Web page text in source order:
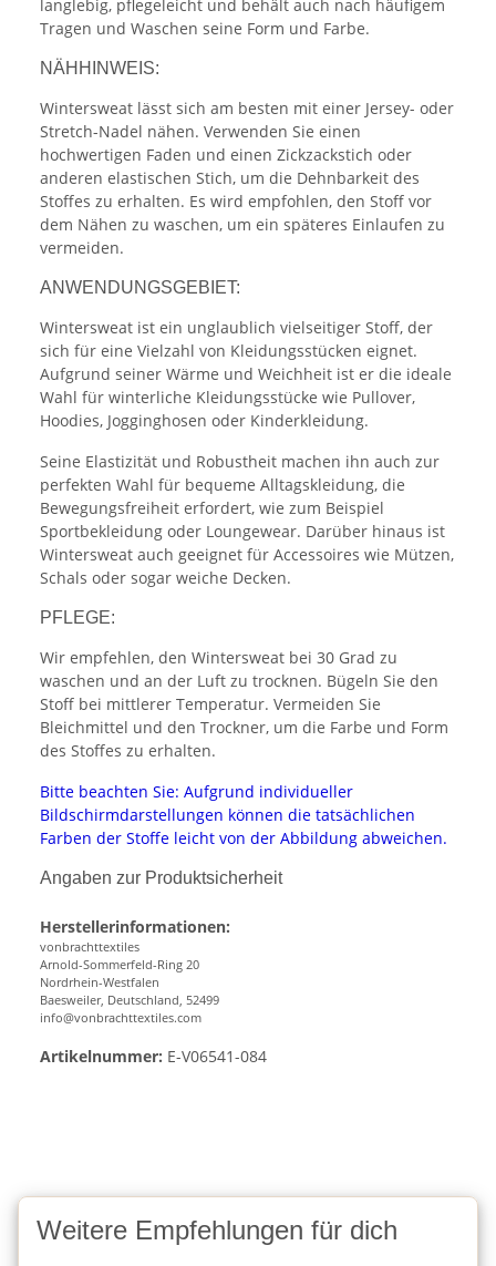
langlebig, pflegeleicht und behält auch nach häufigem
Tragen und Waschen seine Form und Farbe.
NÄHHINWEIS:
Wintersweat lässt sich am besten mit einer Jersey- oder
Stretch-Nadel nähen. Verwenden Sie einen
hochwertigen Faden und einen Zickzackstich oder
anderen elastischen Stich, um die Dehnbarkeit des
Stoffes zu erhalten. Es wird empfohlen, den Stoff vor
dem Nähen zu waschen, um ein späteres Einlaufen zu
vermeiden.
ANWENDUNGSGEBIET:
Wintersweat ist ein unglaublich vielseitiger Stoff, der
sich für eine Vielzahl von Kleidungsstücken eignet.
Aufgrund seiner Wärme und Weichheit ist er die ideale
Wahl für winterliche Kleidungsstücke wie Pullover,
Hoodies, Jogginghosen oder Kinderkleidung.
Seine Elastizität und Robustheit machen ihn auch zur
perfekten Wahl für bequeme Alltagskleidung, die
Bewegungsfreiheit erfordert, wie zum Beispiel
Sportbekleidung oder Loungewear. Darüber hinaus ist
Wintersweat auch geeignet für Accessoires wie Mützen,
Schals oder sogar weiche Decken.
PFLEGE:
Wir empfehlen, den Wintersweat bei 30 Grad zu
waschen und an der Luft zu trocknen. Bügeln Sie den
Stoff bei mittlerer Temperatur. Vermeiden Sie
Bleichmittel und den Trockner, um die Farbe und Form
des Stoffes zu erhalten.
Bitte beachten Sie: Aufgrund individueller
Bildschirmdarstellungen können die tatsächlichen
Farben der Stoffe leicht von der Abbildung abweichen.
Angaben zur Produktsicherheit
Herstellerinformationen:
vonbrachttextiles
Arnold-Sommerfeld-Ring 20
Nordrhein-Westfalen
Baesweiler, Deutschland, 52499
info@vonbrachttextiles.com
Artikelnummer: E-V06541-084
Weitere Empfehlungen für dich